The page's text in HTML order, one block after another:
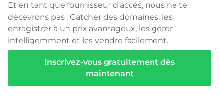
Et en tant que fournisseur d'accès, nous ne te
décevrons pas : Catcher des domaines, les
enregistrer à un prix avantageux, les gérer
intelligemment et les vendre facilement.
Inscrivez-vous gratuitement dès
maintenant